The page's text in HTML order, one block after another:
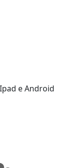
e Android